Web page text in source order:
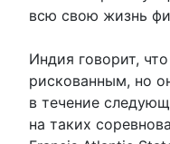
всю свою жизнь
Индия говорит,
рискованным, но
в течение
на таких